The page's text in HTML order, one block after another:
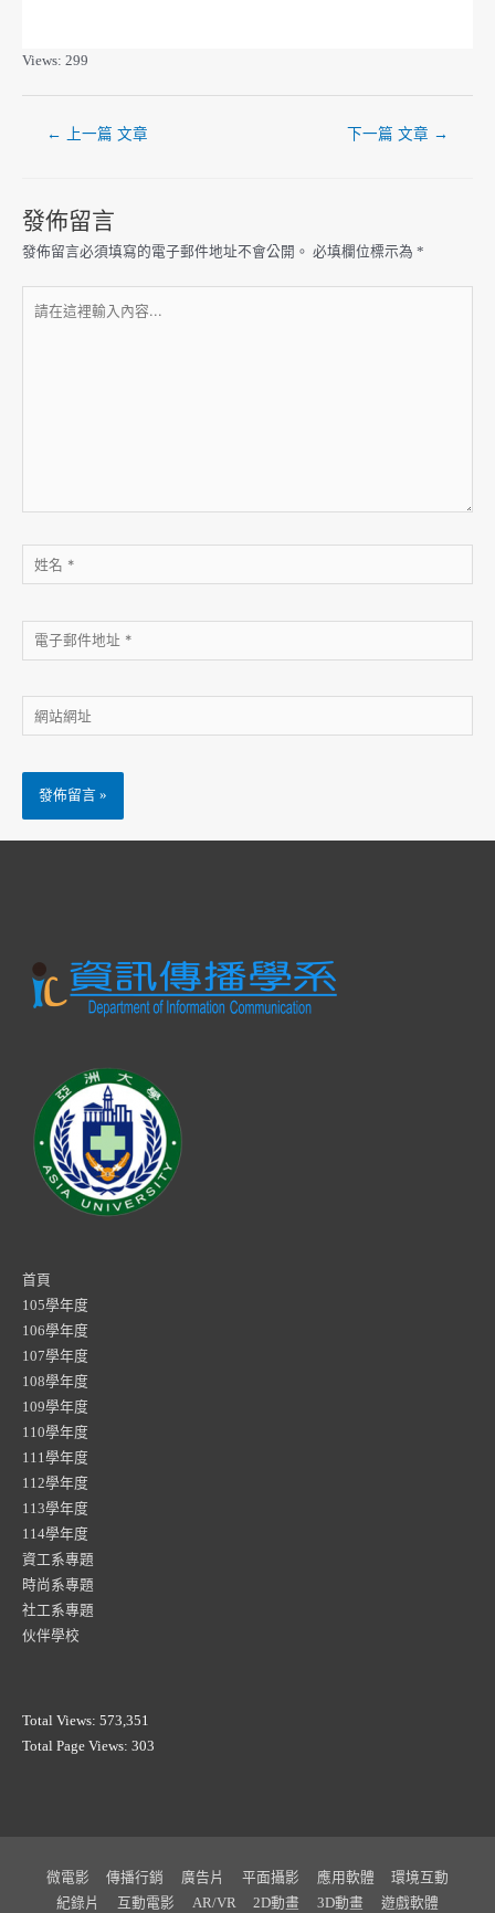
Views: 299
← 上一篇 文章 下一篇 文章 →
發佈留言
發佈留言必須填寫的電子郵件地址不會公開。 必填欄位標示為 *
首頁
105學年度
106學年度
107學年度
108學年度
109學年度
110學年度
111學年度
112學年度
113學年度
114學年度
資工系專題
時尚系專題
社工系專題
伙伴學校
Total Views: 573,351
Total Page Views: 303
微電影 傳播行銷 廣告片 平面攝影 應用軟體
環境互動
紀錄片
互動電影 AR/VR 2D動畫 3D動畫 遊戲軟體